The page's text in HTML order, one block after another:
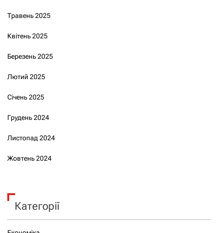
Травень 2025
Квітень 2025
Березень 2025
Лютий 2025
Січень 2025
Грудень 2024
Листопад 2024
Жовтень 2024
Категорії